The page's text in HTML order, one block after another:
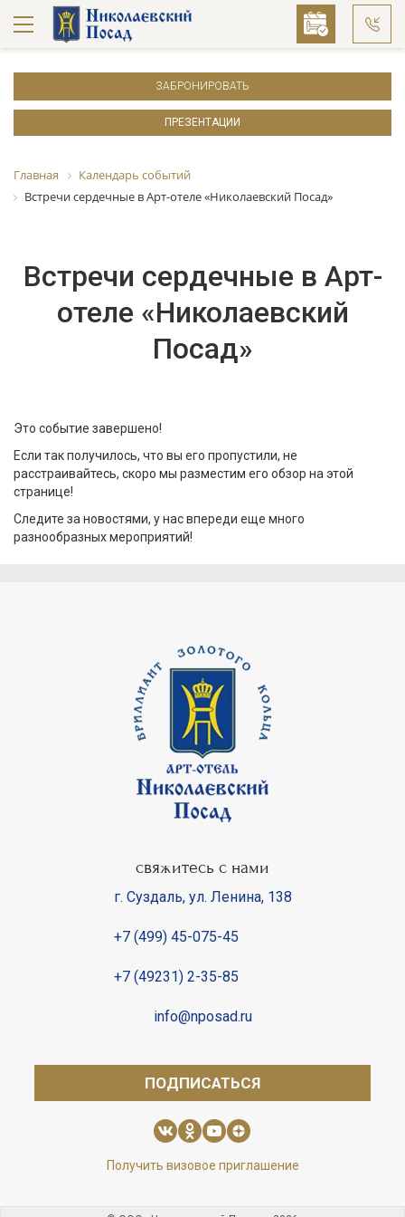
ЗАБРОНИРОВАТЬ
ПРЕЗЕНТАЦИИ
Главная
Календарь событий
Встречи сердечные в Арт-отеле «Николаевский Посад»
Встречи сердечные в Арт-
отеле «Николаевский
Посад»
Это событие завершено!
Если так получилось, что вы его пропустили, не
расстраивайтесь, скоро мы разместим его обзор на этой
странице!
Следите за новостями, у нас впереди еще много
разнообразных мероприятий!
свяжитесь с нами
г. Суздаль, ул. Ленина, 138
+7 (499) 45-075-45
+7 (49231) 2-35-85
info@nposad.ru
ПОДПИСАТЬСЯ
Получить визовое приглашение